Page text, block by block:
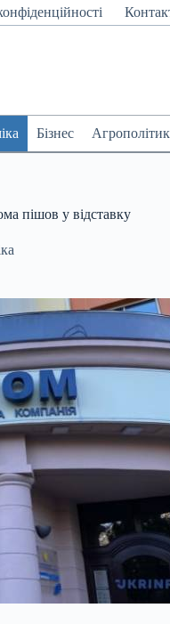
Бізнес
пішов у відставку